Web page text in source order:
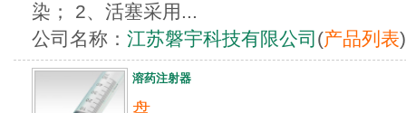
染； 2、活塞采用...
公司名称： 江苏磐宇科技有限公司 (产品列表)
溶药注射器